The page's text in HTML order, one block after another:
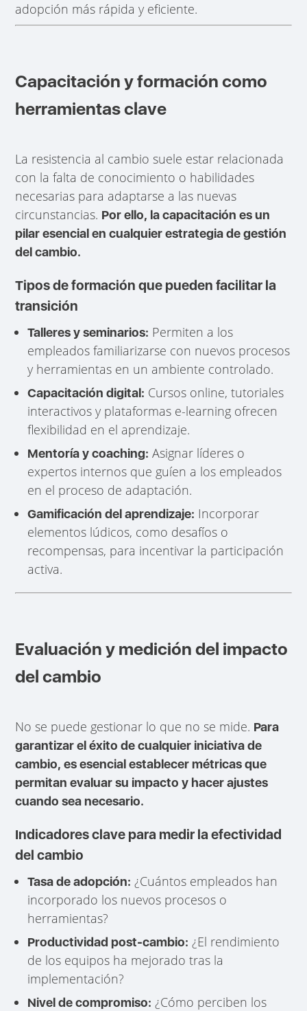
adopción más rápida y eficiente.
Capacitación y formación como
herramientas clave
La resistencia al cambio suele estar relacionada
con la falta de conocimiento o habilidades
necesarias para adaptarse a las nuevas
circunstancias. Por ello, la capacitación es un
pilar esencial en cualquier estrategia de gestión
del cambio.
Tipos de formación que pueden facilitar la
transición
Talleres y seminarios: Permiten a los
empleados familiarizarse con nuevos procesos
y herramientas en un ambiente controlado.
Capacitación digital: Cursos online, tutoriales
interactivos y plataformas e-learning ofrecen
flexibilidad en el aprendizaje.
Mentoría y coaching: Asignar líderes o
expertos internos que guíen a los empleados
en el proceso de adaptación.
Gamificación del aprendizaje: Incorporar
elementos lúdicos, como desafíos o
recompensas, para incentivar la participación
activa.
Evaluación y medición del impacto
del cambio
No se puede gestionar lo que no se mide. Para
garantizar el éxito de cualquier iniciativa de
cambio, es esencial establecer métricas que
permitan evaluar su impacto y hacer ajustes
cuando sea necesario.
Indicadores clave para medir la efectividad
del cambio
Tasa de adopción: ¿Cuántos empleados han
incorporado los nuevos procesos o
herramientas?
Productividad post-cambio: ¿El rendimiento
de los equipos ha mejorado tras la
implementación?
Nivel de compromiso: ¿Cómo perciben los